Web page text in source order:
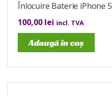
Înlocuire Baterie iPhone 5
100,00 lei incl. TVA
Adaugă în coș